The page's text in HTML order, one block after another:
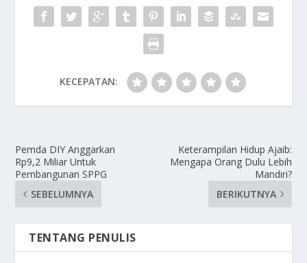
KECEPATAN:
Pemda DIY Anggarkan
Rp9,2 Miliar Untuk
Pembangunan SPPG
SEBELUMNYA
Keterampilan Hidup Ajaib:
Mengapa Orang Dulu Lebih
Mandiri?
BERIKUTNYA
TENTANG PENULIS